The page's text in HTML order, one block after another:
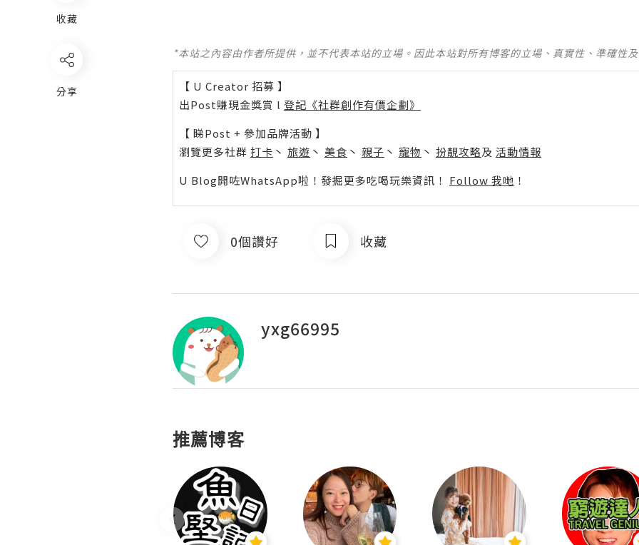
收藏
分享
*本站之內容由作者所提供，並不代表本站的立場。因此本站對所有博客的立場、真實性、準確性
【 U Creator 招募 】
出Post賺現金獎賞 l 登記《社群創作有價企劃》
【 睇Post + 參加品牌活動 】
瀏覽更多社群 打卡 丶 旅遊 丶 美食 丶 親子 丶 寵物 丶 扮靚攻略及 活動情報
U Blog開咗WhatsApp啦！發掘更多吃喝玩樂資訊！ Follow 我哋 ！
0個讚好 收藏
yxg66995
推薦博客